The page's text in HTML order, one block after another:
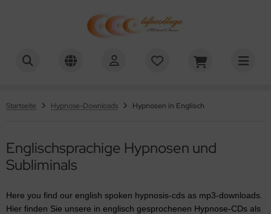
Startseite Hypnose-Downloads Hypnosen in Englisch
Englischsprachige Hypnosen und
Subliminals
Here you find our english spoken hypnosis-cds as mp3-downloads.
Hier finden Sie unsere in englisch gesprochenen Hypnose-CDs als